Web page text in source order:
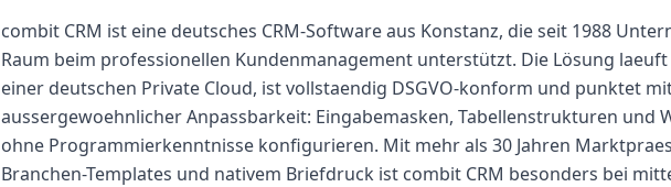
combit CRM ist eine deutsches CRM-Software aus Konstanz, die seit 1988
Raum beim professionellen Kundenmanagement unterstützt. Die Lösung
einer deutschen Private Cloud, ist vollstaendig DSGVO-konform und punktet
aussergewoehnlicher Anpassbarkeit: Eingabemasken, Tabellenstrukturen und
ohne Programmierkenntnisse konfigurieren. Mit mehr als 30 Jahren
Branchen-Templates und nativem Briefdruck ist combit CRM besonders bei